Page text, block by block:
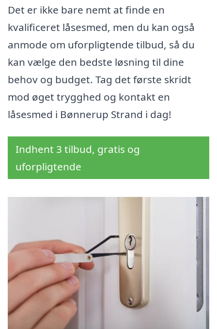
Det er ikke bare nemt at finde en
kvalificeret låsesmed, men du kan også
anmode om uforpligtende tilbud, så du
kan vælge den bedste løsning til dine
behov og budget. Tag det første skridt
mod øget trygghed og kontakt en
låsesmed i Bønnerup Strand i dag!
Indhent 3 tilbud, gratis og
uforpligtende